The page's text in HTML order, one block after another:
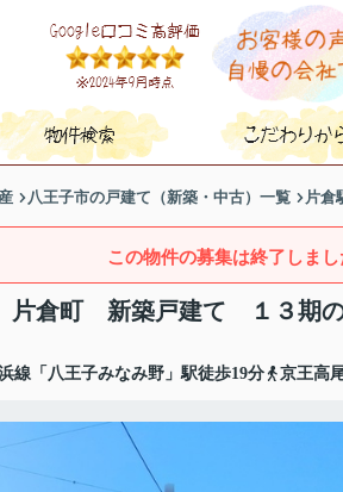
八王子市の戸建て（新築・中古）一覧 片倉
この物件の募集は終了しまし
倉町 新築戸建て １３期の
線「八王子みなみ野」駅徒歩19分 京王高